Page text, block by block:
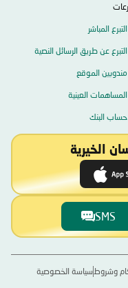
التبرع المباشر
التبرع عن طريق الرسائل النصية
مندوبين الموقع
المساهمات العينية
حساب البنك
الخيرية
SMS
وشروطسياسة الخصوصية